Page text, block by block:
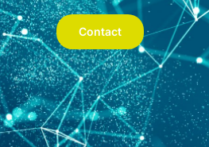
Contact